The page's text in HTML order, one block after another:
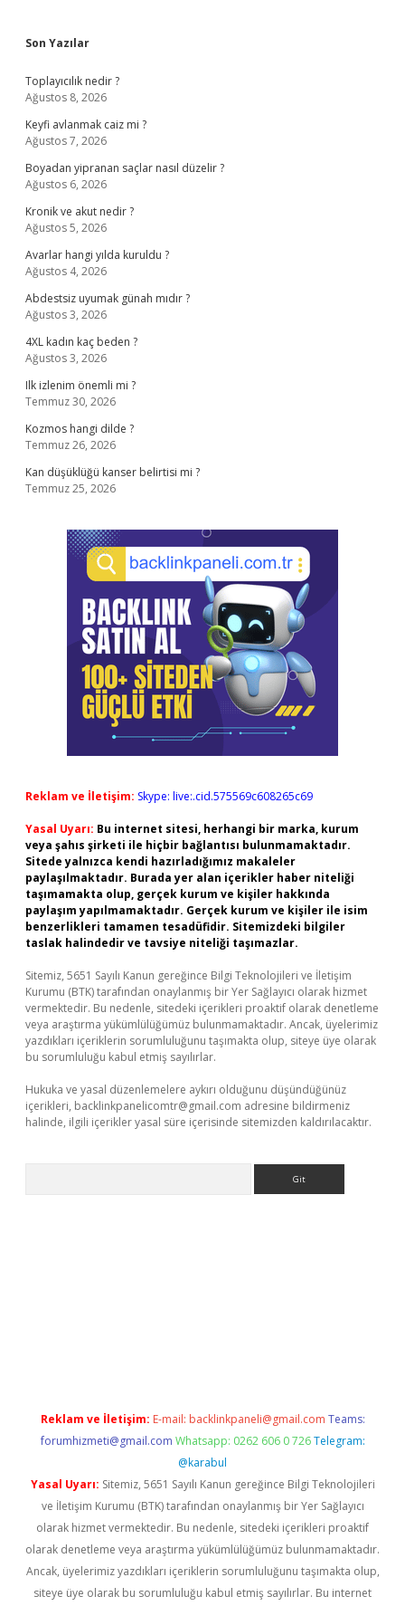
Sidebar
Son Yazılar
Toplayıcılık nedir ?
Ağustos 8, 2026
Keyfi avlanmak caiz mi ?
Ağustos 7, 2026
Boyadan yipranan saçlar nasıl düzelir ?
Ağustos 6, 2026
Kronik ve akut nedir ?
Ağustos 5, 2026
Avarlar hangi yılda kuruldu ?
Ağustos 4, 2026
Abdestsiz uyumak günah mıdır ?
Ağustos 3, 2026
4XL kadın kaç beden ?
Ağustos 3, 2026
Ilk izlenim önemli mi ?
Temmuz 30, 2026
Kozmos hangi dilde ?
Temmuz 26, 2026
Kan düşüklüğü kanser belirtisi mi ?
Temmuz 25, 2026
Reklam ve İletişim: Skype: live:.cid.575569c608265c69
Yasal Uyarı: Bu internet sitesi, herhangi bir marka, kurum
veya şahıs şirketi ile hiçbir bağlantısı bulunmamaktadır.
Sitede yalnızca kendi hazırladığımız makaleler
paylaşılmaktadır. Burada yer alan içerikler haber niteliği
taşımamakta olup, gerçek kurum ve kişiler hakkında
paylaşım yapılmamaktadır. Gerçek kurum ve kişiler ile isim
benzerlikleri tamamen tesadüfidir. Sitemizdeki bilgiler
taslak halindedir ve tavsiye niteliği taşımazlar.
Sitemiz, 5651 Sayılı Kanun gereğince Bilgi Teknolojileri ve İletişim
Kurumu (BTK) tarafından onaylanmış bir Yer Sağlayıcı olarak hizmet
vermektedir. Bu nedenle, sitedeki içerikleri proaktif olarak denetleme
veya araştırma yükümlülüğümüz bulunmamaktadır. Ancak, üyelerimiz
yazdıkları içeriklerin sorumluluğunu taşımakta olup, siteye üye olarak
bu sorumluluğu kabul etmiş sayılırlar.
Hukuka ve yasal düzenlemelere aykırı olduğunu düşündüğünüz
içerikleri, backlinkpanelicomtr@gmail.com adresine bildirmeniz
halinde, ilgili içerikler yasal süre içerisinde sitemizden kaldırılacaktır.
Reklam ve İletişim: E-mail: backlinkpaneli@gmail.com Teams:
forumhizmeti@gmail.com Whatsapp: 0262 606 0 726 Telegram:
@karabul
Yasal Uyarı: Sitemiz, 5651 Sayılı Kanun gereğince Bilgi Teknolojileri
ve İletişim Kurumu (BTK) tarafından onaylanmış bir Yer Sağlayıcı
olarak hizmet vermektedir. Bu nedenle, sitedeki içerikleri proaktif
olarak denetleme veya araştırma yükümlülüğümüz bulunmamaktadır.
Ancak, üyelerimiz yazdıkları içeriklerin sorumluluğunu taşımakta olup,
siteye üye olarak bu sorumluluğu kabul etmiş sayılırlar. Bu internet